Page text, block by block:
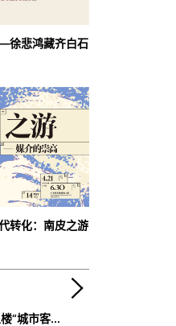
徐悲鸿藏齐白石
转化：南皮之游
“城市客...